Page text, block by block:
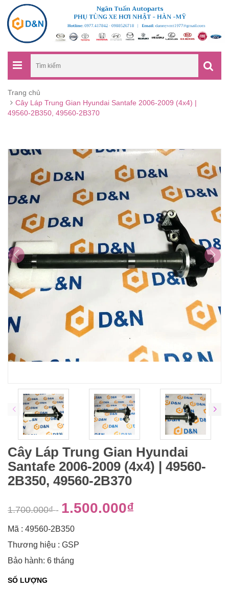
Trang chủ
Cây Láp Trung Gian Hyundai Santafe 2006-2009 (4x4) |
49560-2B350, 49560-2B370
Cây Láp Trung Gian Hyundai
Santafe 2006-2009 (4x4) | 49560-
2B350, 49560-2B370
1.700.000₫- 1.500.000₫
Mã : 49560-2B350
Thương hiệu : GSP
Bảo hành: 6 tháng
SỐ LƯỢNG